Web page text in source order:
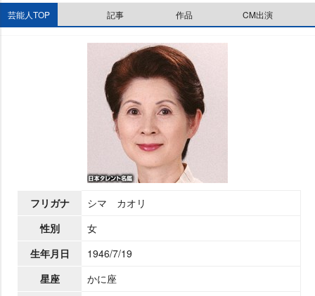
芸能人TOP 記事 作品 CM出演
フリガナ
シマ カオリ
性別
女
生年月日
1946/7/19
星座
かに座